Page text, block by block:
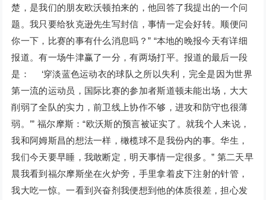
楚，是我们的朋友欧沃顿拍来的，他回答了我提出的一个问
题。我只要给狄克逊先生写封信，事情一定会好转。顺便问
你一下，比赛的事有什么消息吗？” “本地的晚报今天有详细
报道。有一场牛津赢了一分，有两场打平。报道的最后一段
是： ‘穿淡蓝色运动衣的球队之所以失利，完全是因为世界
第一流的运动员，国际比赛的参加者斯道顿未能出场，大大
削弱了全队的实力，前卫线上协作不够，进攻和防守也很薄
弱。’” 福尔摩斯：“欧沃斯的预言被证实了。就我个人来说，
我和阿姆斯昌的想法一样，橄榄球不是我份内的事。华生，
我们今天要早睡，我敢断定，明天事情一定很多。” 第二天早
晨我看到福尔摩斯坐在火炉旁，手里拿着皮下注射的针管，
我大吃一惊。一看到兴奋剂我便想到他的体质很差，担心发